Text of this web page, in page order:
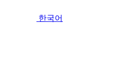
한국어